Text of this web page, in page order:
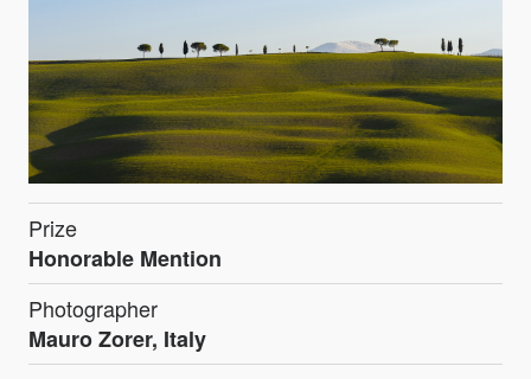
Prize
Honorable Mention
Photographer
Mauro Zorer, Italy